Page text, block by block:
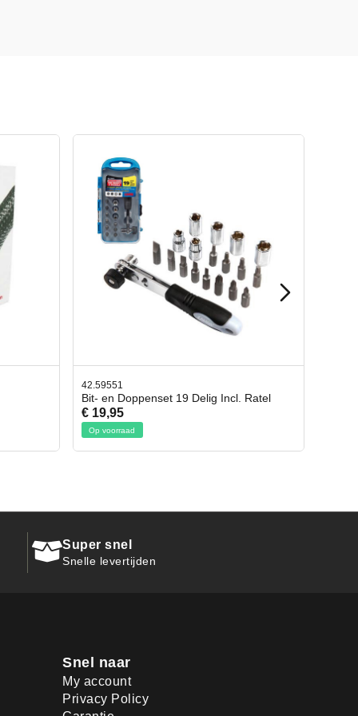
42.65998
Afbreekmes 2 stuks
€ 10,95
Op voorraad
Super snel
Snelle levertijden
Snel naar
My account
Privacy Policy